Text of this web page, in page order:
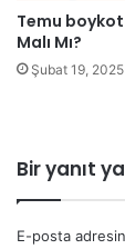
Temu
Malı Mı?
Şubat 19, 2025
Bir yanıt
E-posta